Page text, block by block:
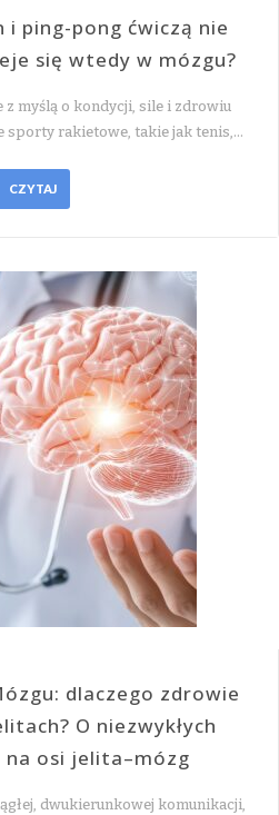
i ping-pong ćwiczą nie
się wtedy w mózgu?
myślą o kondycji, sile i zdrowiu
sporty rakietowe, takie jak tenis,…
CZYTAJ
dlaczego zdrowie
O niezwykłych
na osi jelita–mózg
dwukierunkowej komunikacji,